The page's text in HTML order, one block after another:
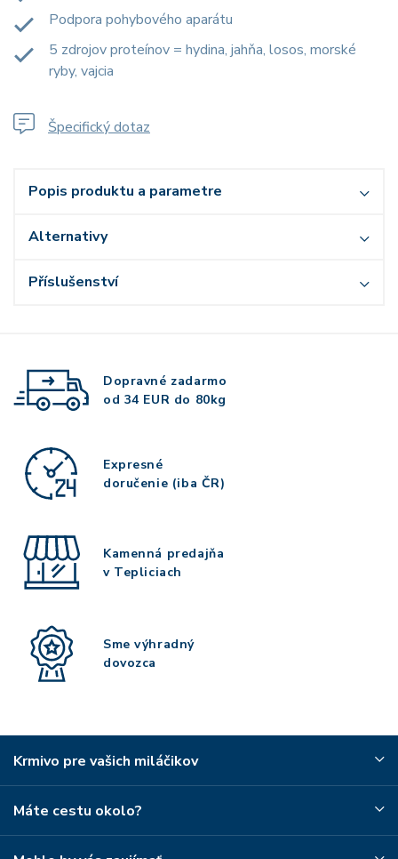
Podpora pohybového aparátu
5 zdrojov proteínov = hydina, jahňa, losos, morské
ryby, vajcia
Špecifický dotaz
Popis produktu a parametre
Alternativy
Příslušenství
Dopravné zadarmo
od 34 EUR do 80kg
Expresné
doručenie (iba ČR)
Kamenná predajňa
v Tepliciach
Sme výhradný
dovozca
Krmivo pre vašich miláčikov
Máte cestu okolo?